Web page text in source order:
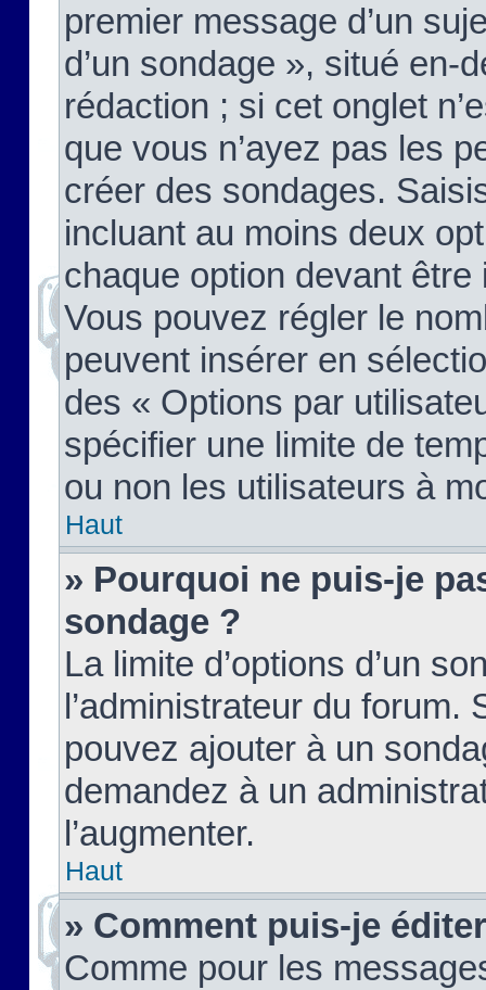
premier message d’un
d’un sondage », situé en-
rédaction ; si cet onglet
que vous n’ayez pas les
créer des sondages.
incluant au moins deux
chaque option devant
Vous pouvez régler le
peuvent insérer en
des « Options par
spécifier une limite de
ou non les utilisateurs à
Haut
» Pourquoi ne puis-je
sondage ?
La limite d’options d’un
l’administrateur du forum.
pouvez ajouter à un
demandez à un
l’augmenter.
Haut
» Comment puis-je
Comme pour les